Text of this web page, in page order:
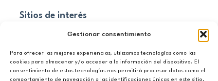
Gestionar consentimiento
Para ofrecer las mejores experiencias, utilizamos tecnologías como las
cookies para almacenar y/o acceder a la información del dispositivo. El
consentimiento de estas tecnologías nos permitirá procesar datos como el
comportamiento de navegación o las identificaciones únicas en este sitio.
Sitios de interés
El embalse
Información útil